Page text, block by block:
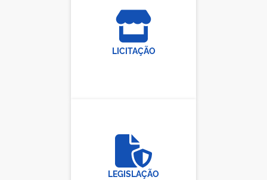
LICITAÇÃO
LEGISLAÇÃO